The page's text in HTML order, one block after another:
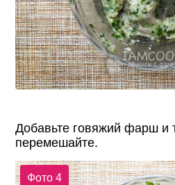
Добавьте говяжий фарш и
перемешайте.
Фото 4